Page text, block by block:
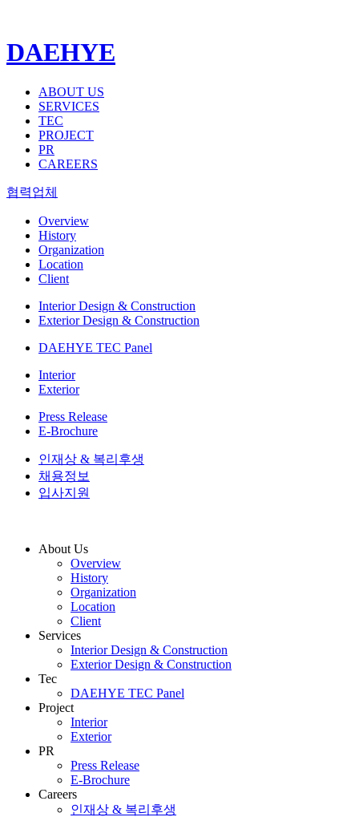
DAEHYE
ABOUT US
SERVICES
TEC
PROJECT
PR
CAREERS
협력업체
Overview
History
Organization
Location
Client
Interior Design & Construction
Exterior Design & Construction
DAEHYE TEC Panel
Interior
Exterior
Press Release
E-Brochure
인재상 & 복리후생
채용정보
입사지원
About Us
Overview
History
Organization
Location
Client
Services
Interior Design & Construction
Exterior Design & Construction
Tec
DAEHYE TEC Panel
Project
Interior
Exterior
PR
Press Release
E-Brochure
Careers
인재상 & 복리후생